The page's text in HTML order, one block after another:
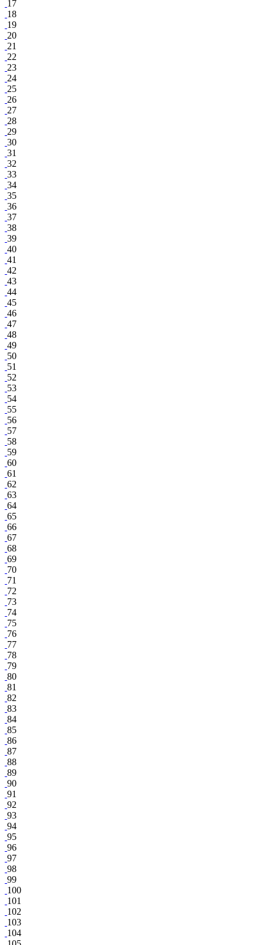
17
18
19
20
21
22
23
24
25
26
27
28
29
30
31
32
33
34
35
36
37
38
39
40
41
42
43
44
45
46
47
48
49
50
51
52
53
54
55
56
57
58
59
60
61
62
63
64
65
66
67
68
69
70
71
72
73
74
75
76
77
78
79
80
81
82
83
84
85
86
87
88
89
90
91
92
93
94
95
96
97
98
99
100
101
102
103
104